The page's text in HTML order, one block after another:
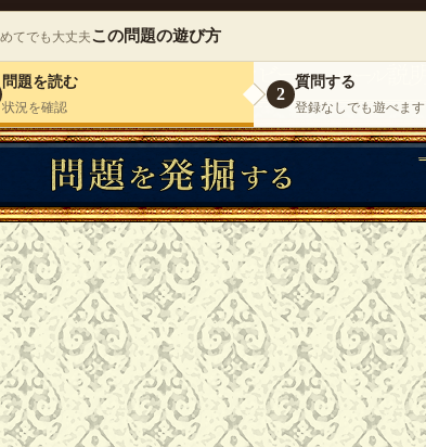
１人で遊べる『 DEBONO（デボノ）』
てでも大丈夫この問題の遊び方
問題を読む
状況を確認
2
質問する
登録なしでも遊べます